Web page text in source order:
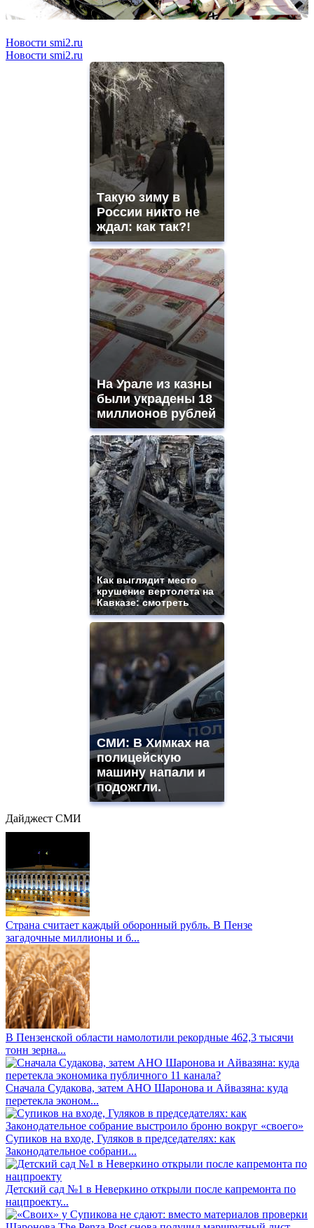
Новости smi2.ru
Новости smi2.ru
Такую зиму в
России никто не
ждал: как так?!
На Урале из казны
были украдены 18
миллионов рублей
Как выглядит место
крушение вертолета на
Кавказе: смотреть
СМИ: В Химках на
полицейскую
машину напали и
подожгли.
Дайджест СМИ
Страна считает каждый оборонный рубль. В Пензе
загадочные миллионы и б...
В Пензенской области намолотили рекордные 462,3 тысячи
тонн зерна...
Сначала Судакова, затем АНО Шаронова и Айвазяна: куда
перетекла эконом...
Супиков на входе, Гуляков в председателях: как
Законодательное собрани...
Детский сад №1 в Неверкино открыли после капремонта по
нацпроекту...